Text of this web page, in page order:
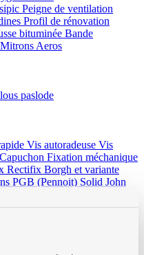
Peigne de ventilation
Profil de rénovation
bituminée Bande
Mitrons Aeros
paslode
Vis autoradeuse Vis
Capuchon Fixation méchanique
Rectifix Borgh et variante
PGB (Pennoit) Solid John